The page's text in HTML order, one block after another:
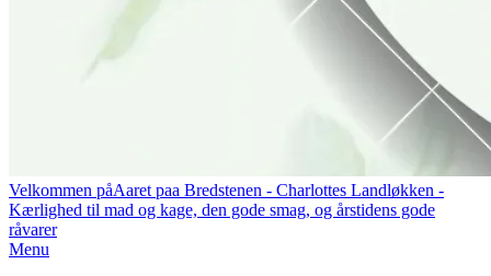
Velkommen påAaret paa Bredstenen - Charlottes Landløkken -
Kærlighed til mad og kage, den gode smag, og årstidens gode
råvarer
Primary
Menu